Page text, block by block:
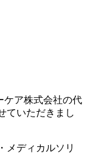
ケア株式会社の代
ていただきまし
メディカルソリ